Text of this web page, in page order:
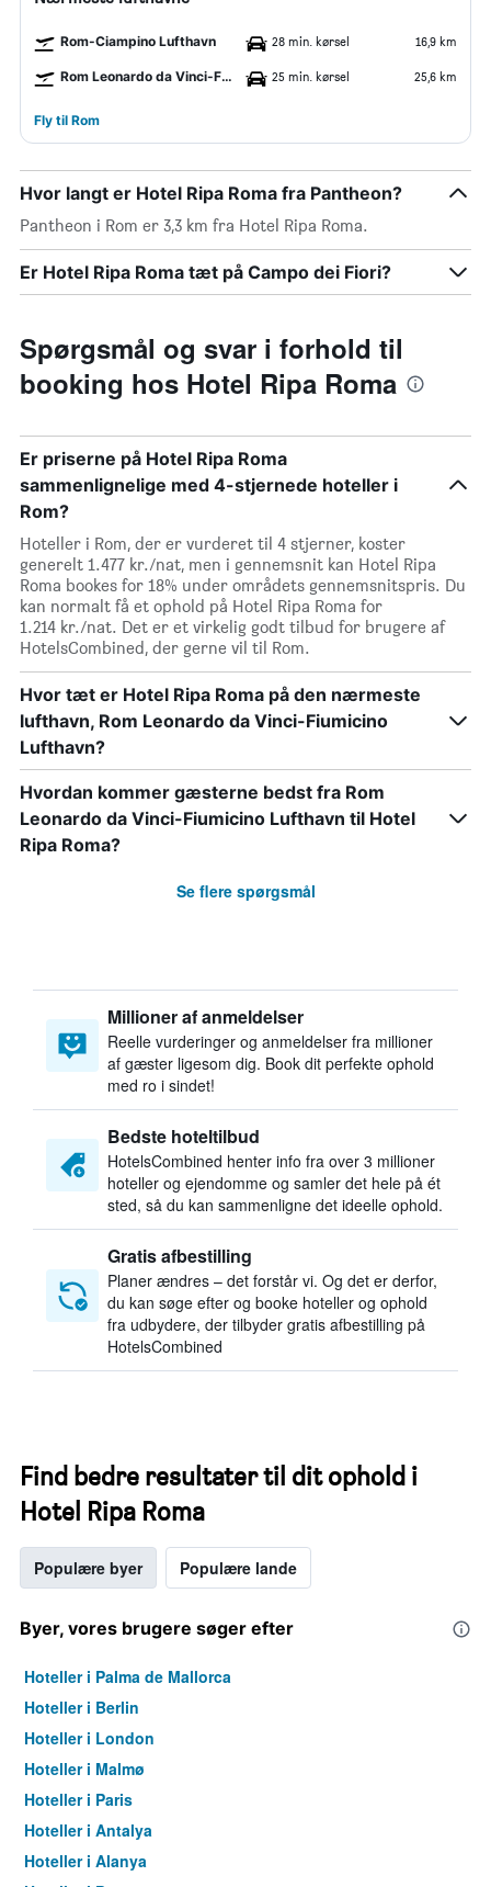
Rom-Ciampino Lufthavn 28 min. kørsel 16,9 km
Rom Leonardo da Vinci-Fiumicino Lufthavn 25 min. kørsel 25,6 km
Fly til Rom
Hvor langt er Hotel Ripa Roma fra Pantheon?
Pantheon i Rom er 3,3 km fra Hotel Ripa Roma.
Er Hotel Ripa Roma tæt på Campo dei Fiori?
Spørgsmål og svar i forhold til
booking hos Hotel Ripa Roma
Er priserne på Hotel Ripa Roma
sammenlignelige med 4-stjernede hoteller i
Rom?
Hoteller i Rom, der er vurderet til 4 stjerner, koster
generelt 1.477 kr./nat, men i gennemsnit kan Hotel Ripa
Roma bookes for 18% under områdets gennemsnitspris. Du
kan normalt få et ophold på Hotel Ripa Roma for
1.214 kr./nat. Det er et virkelig godt tilbud for brugere af
HotelsCombined, der gerne vil til Rom.
Hvor tæt er Hotel Ripa Roma på den nærmeste
lufthavn, Rom Leonardo da Vinci-Fiumicino
Lufthavn?
Hvordan kommer gæsterne bedst fra Rom
Leonardo da Vinci-Fiumicino Lufthavn til Hotel
Ripa Roma?
Se flere spørgsmål
Millioner af anmeldelser
Reelle vurderinger og anmeldelser fra millioner
af gæster ligesom dig. Book dit perfekte ophold
med ro i sindet!
Bedste hoteltilbud
HotelsCombined henter info fra over 3 millioner
hoteller og ejendomme og samler det hele på ét
sted, så du kan sammenligne det ideelle ophold.
Gratis afbestilling
Planer ændres – det forstår vi. Og det er derfor,
du kan søge efter og booke hoteller og ophold
fra udbydere, der tilbyder gratis afbestilling på
HotelsCombined
Find bedre resultater til dit ophold i
Hotel Ripa Roma
Populære byer Populære lande
Byer, vores brugere søger efter
Hoteller i Palma de Mallorca
Hoteller i Berlin
Hoteller i London
Hoteller i Malmø
Hoteller i Paris
Hoteller i Antalya
Hoteller i Alanya